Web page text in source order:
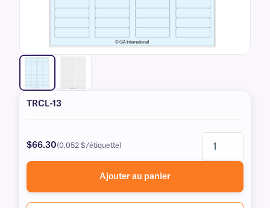
TRCL-13
$66.30(0,052 $/étiquette)
Ajouter au panier